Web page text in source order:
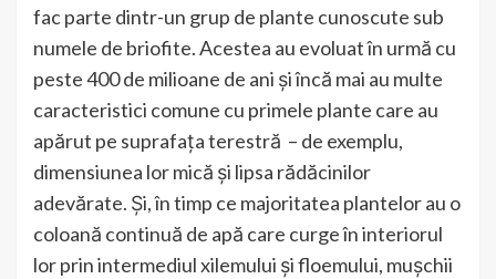
fac parte dintr-un grup de plante cunoscute sub
numele de briofite. Acestea au evoluat în urmă cu
peste 400 de milioane de ani și încă mai au multe
caracteristici comune cu primele plante care au
apărut pe suprafața terestră – de exemplu,
dimensiunea lor mică și lipsa rădăcinilor
adevărate. Și, în timp ce majoritatea plantelor au o
coloană continuă de apă care curge în interiorul
lor prin intermediul xilemului și floemului, mușchii